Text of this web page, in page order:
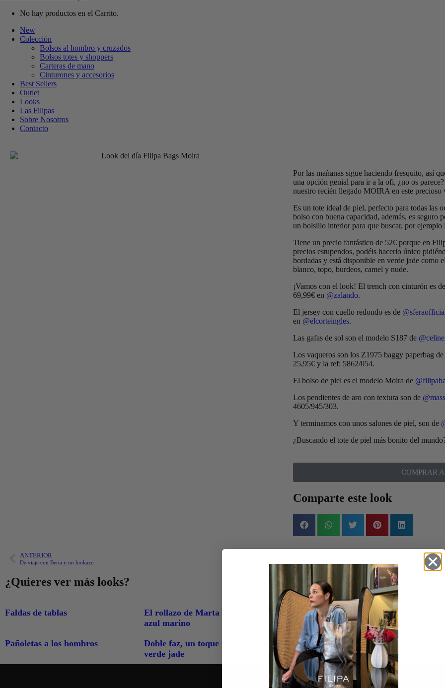
No hay productos en el Carrito.
New
Colección
Bolsos al hombro y cruzados
Bolsos totes y shoppers
Carteras de mano
Cinturones y accesorios
Best Sellers
Outlet
Looks
Las Filipas
Sobre Nosotros
Contacto
Por las mañanas sigue haciendo fresquito, así
una opción genial para ir a la ofi, ¿no os
nuestro recién llegado MOIRA en este precioso
Es un tote ideal de piel, perfecto para todas las
bolso con buena capacidad, además, es seguro
un bolsillo interior para que buscar, por ejemplo
Tiene un precio fantástico de 52€ porque en
precios estupendos, podéis hacerlo único
bordadas y está disponible en verde jade como
blanco, topo, burdeos, camel y nude.
¡Vamos con el look! El trench con cinturón es de
69,99€ en @zalando.
El jersey con cuello redondo es de
en @elcorteingles.
Las gafas de sol son el modelo S187 de @celine
Los vaqueros son los Z1975 baggy paperbag
25,95€ y la ref: 5862/054.
El bolso de piel es el modelo Moira de
Los pendientes de aro con textura son de
4605/945/303.
Y terminamos con unos salones de piel, son de
¿Buscando el tote de piel más bonito del
COMPRAR
Comparte este look
ANTERIOR
De viaje con Berta y un lookazo
¿Quieres ver más looks?
Faldas de tablas
El rollazo de Marta Vera y Mirta
azul marino
Trenchs verdes
Pañoletas a los hombros
Doble faz, un toque rojo y Cora
verde jade
Barrel jeans negros Un